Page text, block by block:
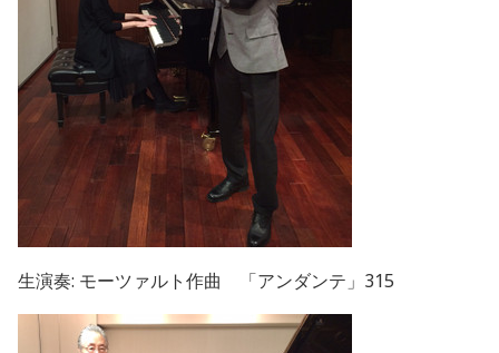
生演奏: モーツァルト作曲 「アンダンテ」315